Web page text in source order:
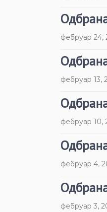
фебруар 24,
фебруар 13,
фебруар 10,
фебруар 4,
фебруар 3,